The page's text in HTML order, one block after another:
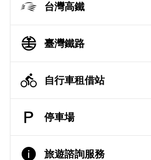
台灣高鐵
臺灣鐵路
自行車租借站
停車場
旅遊諮詢服務